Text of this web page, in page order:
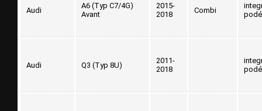
Audi
A6 (Typ C7/4G)
Avant
2015-
2018
Combi
Audi Q3 (Typ 8U)
2011-
2018